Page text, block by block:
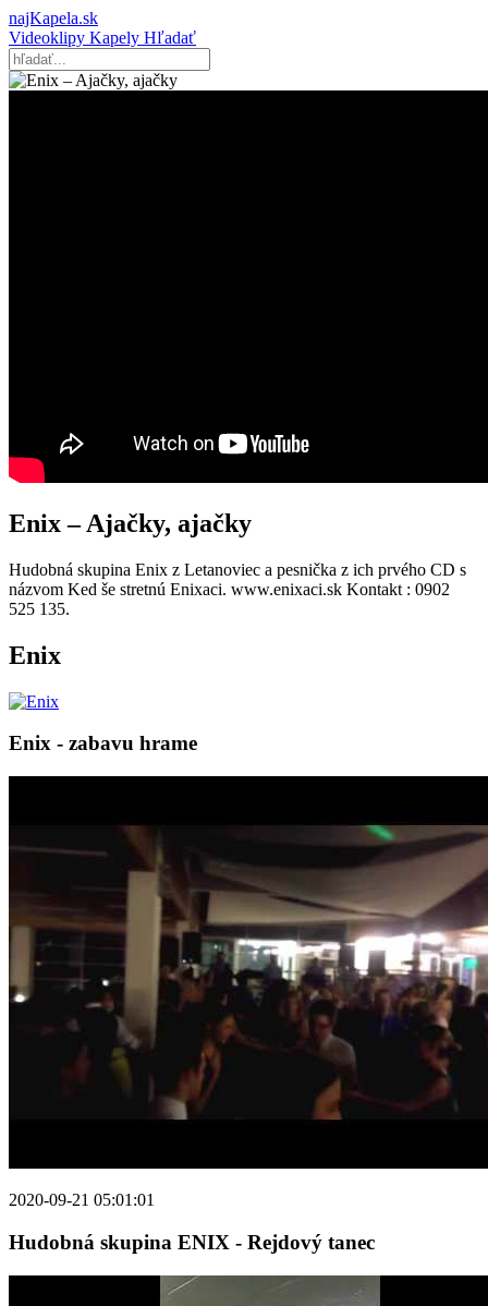
najKapela.sk
Videoklipy Kapely Hľadať
Enix – Ajačky, ajačky
Hudobná skupina Enix z Letanoviec a pesnička z ich prvého CD s
názvom Ked še stretnú Enixaci. www.enixaci.sk Kontakt : 0902
525 135.
Enix
Enix - zabavu hrame
2020-09-21 05:01:01
Hudobná skupina ENIX - Rejdový tanec